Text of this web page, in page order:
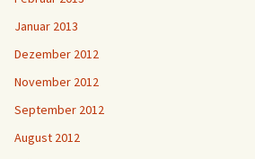
Januar 2013
Dezember 2012
November 2012
September 2012
August 2012